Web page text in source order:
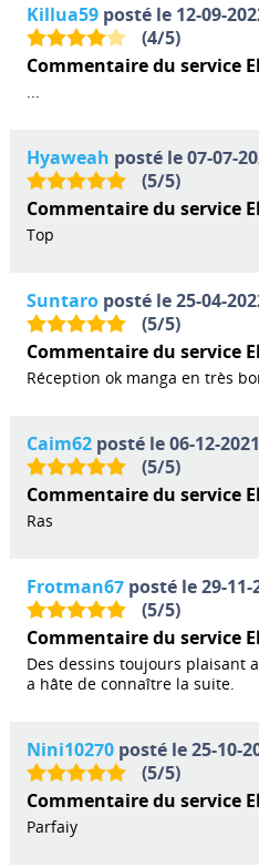
Killua59posté le 12-09-
(4/5)
Commentaire du service
...
Hyaweah posté le 07-07-
(5/5)
Commentaire du service
Top
Suntaroposté le 25-04-
(5/5)
Commentaire du service
Réception ok manga en très
Caim62posté le 06-12-
(5/5)
Commentaire du service
Ras
Frotman67posté le 29-11-
(5/5)
Commentaire du service
Des dessins toujours plaisant
a hâte de connaître la suite.
Nini10270posté le 25-10-
(5/5)
Commentaire du service
Parfaiy